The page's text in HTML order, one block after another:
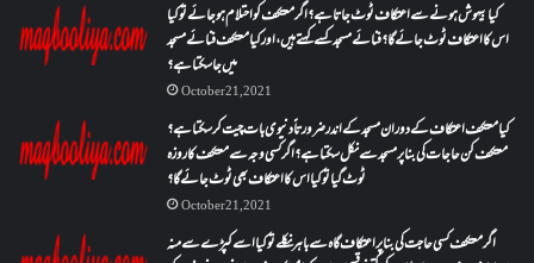
کیا بیہوش ہونے سے اعتکاف ٹوٹ جاتا ہے؟ اگر معتکف کو احتلام ہو جائے تو کیا
اس کا اعتکاف ٹوٹ جائے گا؟فنائے مسجد کسے کہتے ہیں ، اور کیا معتکف فنائے مسجد
میں جا سکتا ہے؟
October 21, 2021
کیا معتکف اعتکاف کے دوران مسجد کے اندر ضرورتاً دنیوی بات چیت کر سکتا ہے؟
معتکف کن حاجات کی بنا پر مسجد سے نکل سکتا ہے؟ اگر کسی وجہ سے معتکف کا روزہ
ٹوٹ گیا تو کیا اس کا اعتکاف بھی ٹوٹ جائے گا؟
October 21, 2021
اگر معتکف کسی حاجت کی بنا پر اعتکاف گاہ سے باہر نکلے تو کیا اسے کپڑے سے منہ